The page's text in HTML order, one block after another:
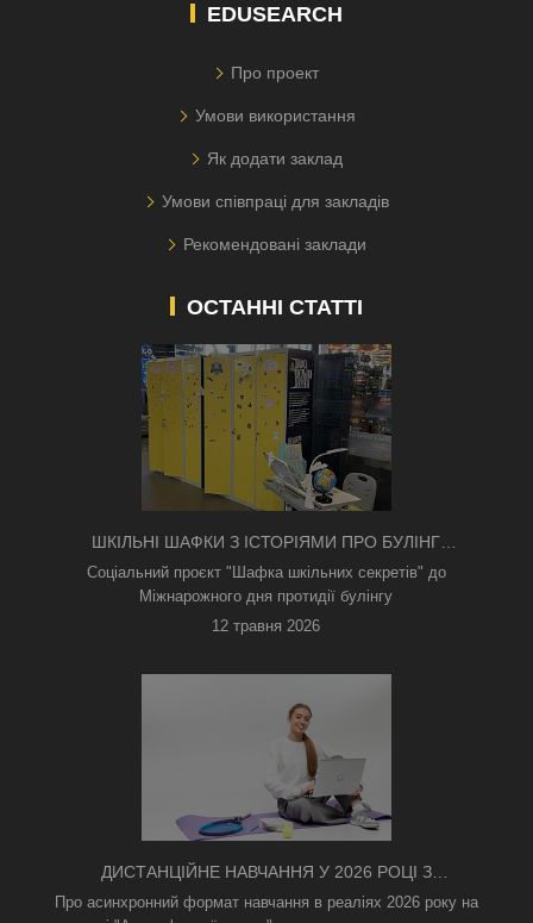
EDUSEARCH
Про проект
Умови використання
Як додати заклад
Умови співпраці для закладів
Рекомендовані заклади
ОСТАННІ СТАТТІ
ШКІЛЬНІ ШАФКИ З ІСТОРІЯМИ ПРО БУЛІНГ
З'ЯВИЛИСЯ В КИЄВІ
Соціальний проєкт "Шафка шкільних секретів" до
Міжнарожного дня протидії булінгу
12 травня 2026
ДИСТАНЦІЙНЕ НАВЧАННЯ У 2026 РОЦІ З
ТРИВОГАМИ ТА БЕЗ СВІТЛА: ЯК АСИНХРОННИЙ
Про асинхронний формат навчання в реаліях 2026 року на